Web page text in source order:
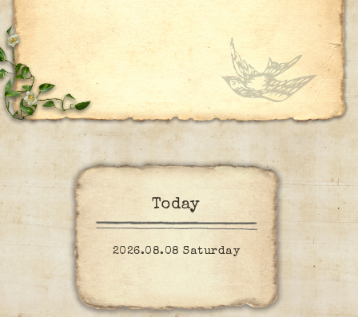
Today
2026.08.08 Saturday